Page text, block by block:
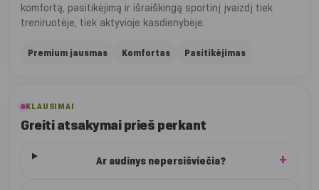
komfortą, pasitikėjimą ir išraiškingą sportinį įvaizdį tiek
treniruotėje, tiek aktyvioje kasdienybėje.
Premium jausmas Komfortas Pasitikėjimas
KLAUSIMAI
Greiti atsakymai prieš perkant
Ar audinys nepersišviečia?